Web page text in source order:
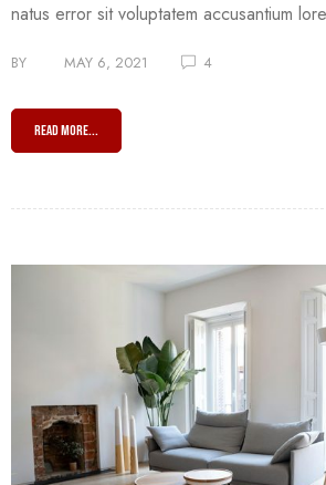
natus error sit voluptatem accusantium
BY MAY 6, 2021 4
READ MORE...